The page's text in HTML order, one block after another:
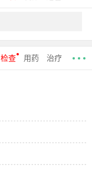
检查 用药 治疗